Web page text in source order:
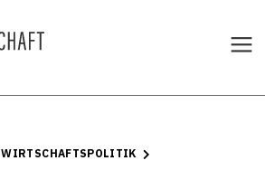
WIRTSCHAFTSPOLITIK